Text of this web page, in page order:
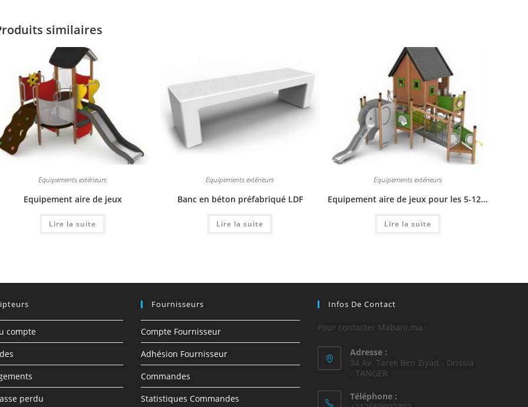
similaires
Equipements extérieurs
Equipement aire de jeux
Lire la suite
Equipements extérieurs
Banc en béton préfabriqué LDF
Lire la suite
Equipements extérieurs
Equipement aire de jeux pour les 5-12 ans
Lire la suite
compte
perdu
Fournisseurs
Compte Fournisseur
Adhésion Fournisseur
Commandes
Statistiques Commandes
Infos De Contact
Pour contacter Mabani.ma :
Adresse :
34 Av. Tarek Ben Ziyad - Drissia
- TANGER
Téléphone :